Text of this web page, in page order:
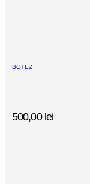
BOTEZ
500,00 lei